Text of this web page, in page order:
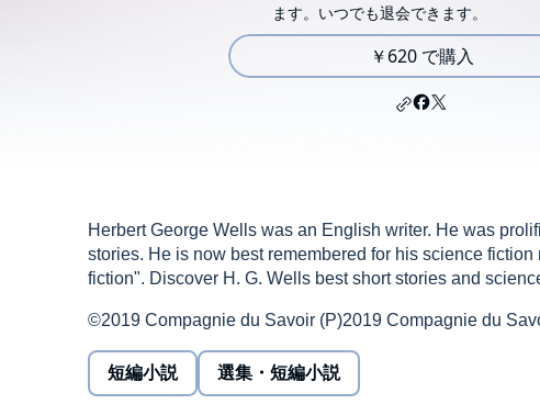
ます。いつでも退会できます。
￥620 で購入
Herbert George Wells was an English writer. He was
stories. He is now best remembered for his science
fiction". Discover H. G. Wells best short stories and
©2019 Compagnie du Savoir (P)2019 Compagnie du
短編小説 選集・短編小説